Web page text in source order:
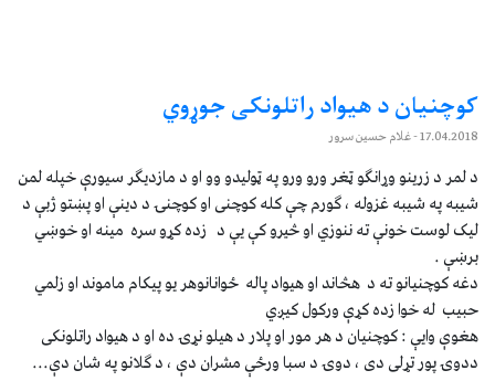
کوچنيان د هيواد راتلونکی جوړوي
17.04.2018- غلام حسين سرور
د لمر د زرينو وړانګو ټغر ورو ورو په ټوليدو وو او د مازديګر سيورې خپله لمن
شيبه په شيبه غزوله ، ګورم چې کله کوچنی او کوچنۍ د دينې او پښتو ژبې د
ليک لوست خونې ته ننوزي او څيرو کې يې د زده کړو سره مينه او خوښي
برښې .
دغه کوچنيانو ته د هڅاند او هيواد پاله ځوانانوهر يو پيکام ماموند او زلمي
حبيب له خوا زده کړې ورکول کيږي
هغوې وایې : کوچنيان د هر مور او پلار د هيلو نړۍ ده او د هيواد راتلونکی
ددوۍ پور تړلی دی ، دوۍ د سبا ورځې مشران دې ، د ګلانو په شان دې...